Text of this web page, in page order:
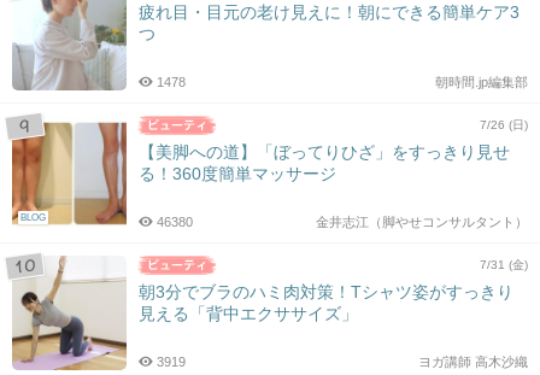
疲れ目・目元の老け見えに！朝にできる簡単ケア3
つ
朝時間.jp編集部
1478
BLOG
7/26 (日)
【美脚への道】「ぼってりひざ」をすっきり見せ
る！360度簡単マッサージ
金井志江（脚やせコンサルタント）
46380
7/31 (金)
朝3分でブラのハミ肉対策！Tシャツ姿がすっきり
見える「背中エクササイズ」
ヨガ講師 高木沙織
3919